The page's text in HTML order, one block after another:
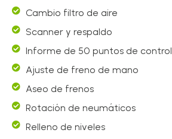
Cambio filtro de aire
Scanner y respaldo
Informe de 50 puntos de control
Ajuste de freno de mano
Aseo de frenos
Rotación de neumáticos
Relleno de niveles